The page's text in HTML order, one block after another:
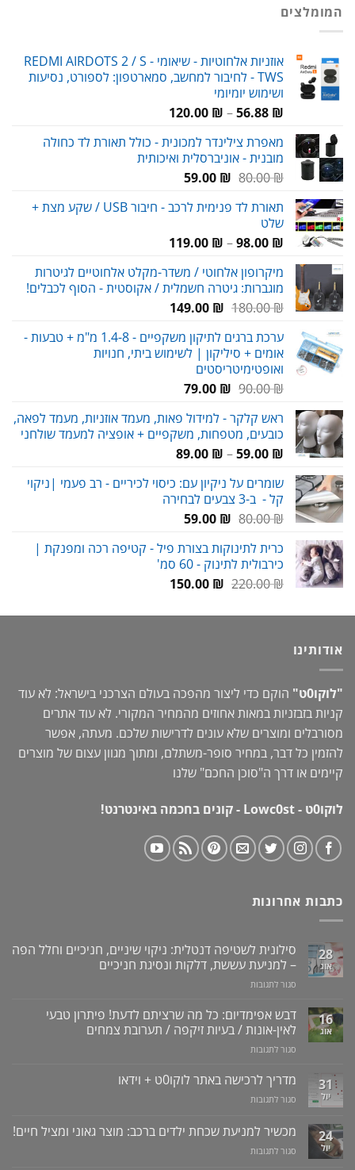
המומלצים
אוזניות אלחוטיות - שיאומי REDMI AIRDOTS 2 / S -
TWS - לחיבור למחשב, סמארטפון: לספורט, נסיעות
ושימוש יומיומי
56.88 ₪
–
120.00 ₪
עד
מאפרת צילינדר למכונית - כולל תאורת לד כחולה
מובנית - אוניברסלית ואיכותית
80.00₪
המחיר
היה:
59.00 ₪
המחיר
הוא:
תאורת לד פנימית לרכב - חיבור USB / שקע מצת +
שלט
98.00 ₪
–
119.00 ₪
עד
מיקרופון אלחוטי / משדר-מקלט אלחוטיים לגיטרות
מוגברות: גיטרה חשמלית / אקוסטית - הסוף לכבלים!
180.00₪
המחיר
היה:
180.00 ₪.
149.00 ₪
המחיר
הוא:
149.00 ₪.
ערכת ברגים לתיקון משקפיים - 1.4-8 מ"מ + טבעות -
אומים + סיליקון | לשימוש ביתי, חנויות
ואופטימיטריסטים
90.00₪
המחיר
היה:
90.00 ₪.
79.00 ₪
המחיר
הוא:
79.00 ₪.
ראש קלקר - למידול פאות, מעמד אוזניות, מעמד לפאה,
כובעים, מטפחות, משקפיים + אופציה למעמד שולחני
59.00 ₪
–
89.00 ₪
טווח
עד
שומרים על ניקיון עם: כיסוי לכיריים - רב פעמי |ניקוי
קל - ב-3 צבעים לבחירה
80.00₪
המחיר
היה:
80.00 ₪.
59.00 ₪
המחיר
הוא:
59.00 ₪.
כרית לתינוקות בצורת פיל - קטיפה רכה ומפנקת |
כירבולית לתינוק - 60 סמ'
220.00₪
המחיר
היה:
150.00 ₪
המחיר
הוא:
אודותינו
"לוקו0ט"
הוקם כדי ליצור מהפכה בעולם הצרכני בישראל: לא עוד
קניות בזבזניות במאות אחוזים מהמחיר המקורי. לא עוד אתרים
מסורבלים ומוצרים שלא עונים לדרישות שלכם. מעתה, אפשר
להזמין כל דבר, במחיר סופר-משתלם, ומתוך מגוון עצום של מוצרים
קיימים או דרך ה"סוכן החכם" שלנו
לוקו0ט - Lowc0st - קונים בחכמה באינטרנט!
כתבות אחרונות
28
אוג
סילונית לשטיפה דנטלית: ניקוי שיניים, חניכיים וחלל הפה
– למניעת עששת, דלקות ונסיגת חניכיים
סגור לתגובות
לשטיפה
דנטלית:
ניקוי
שיניים,
וחלל
–
עששת,
16
אוג
דבש אפימדיום: כל מה שרציתם לדעת! פיתרון טבעי
לאין-אונות / בעיות זיקפה / תערובת צמחים
סגור לתגובות
אפימדיום:
מה
לדעת!
טבעי
31
יול
מדריך לרכישה באתר לוקו0ט + וידאו
סגור לתגובות
לרכישה
באתר
24
יול
מכשיר למניעת שכחת ילדים ברכב: מוצר גאוני ומציל חיים!
סגור לתגובות